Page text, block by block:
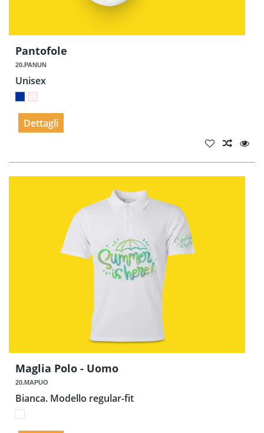
Pantofole
20.PANUN
Unisex
Dettagli
Maglia Polo - Uomo
20.MAPUO
Bianca. Modello regular-fit